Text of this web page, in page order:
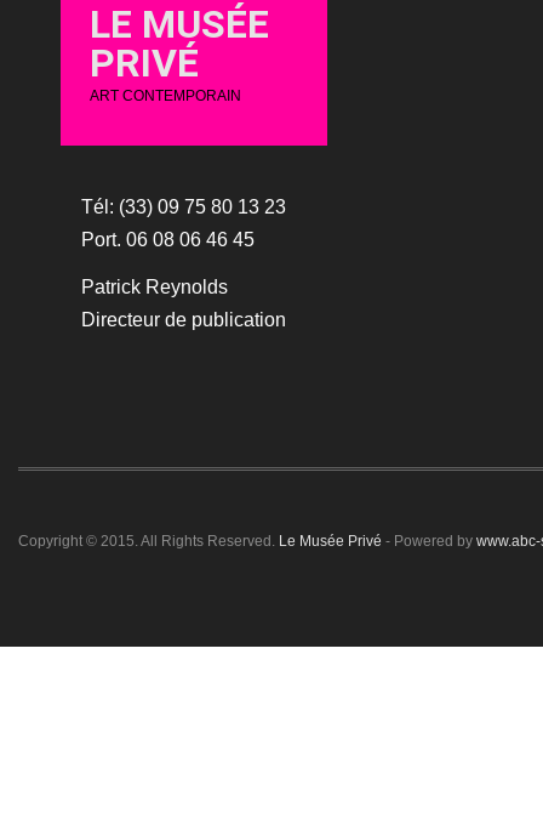
LE MUSÉE
PRIVÉ
ART CONTEMPORAIN
Tél: (33) 09 75 80 13 23
Port. 06 08 06 46 45
Patrick Reynolds
Directeur de publication
Copyright © 2015. All Rights Reserved. Le Musée Privé - Powered by